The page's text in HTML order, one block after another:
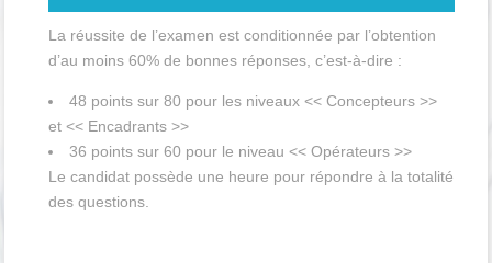
La réussite de l’examen est conditionnée par l’obtention
d’au moins 60% de bonnes réponses, c’est-à-dire :
48 points sur 80 pour les niveaux << Concepteurs >>
et << Encadrants >>
36 points sur 60 pour le niveau << Opérateurs >>
Le candidat possède une heure pour répondre à la totalité
des questions.